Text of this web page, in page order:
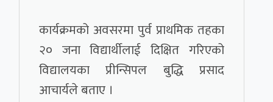
कार्यक्रमको अवसरमा पुर्व प्राथमिक तहका
२० जना विद्यार्थीलाई दिक्षित गरिएको
विद्यालयका प्रीन्सिपल बुद्धि प्रसाद
आचार्यले बताए ।